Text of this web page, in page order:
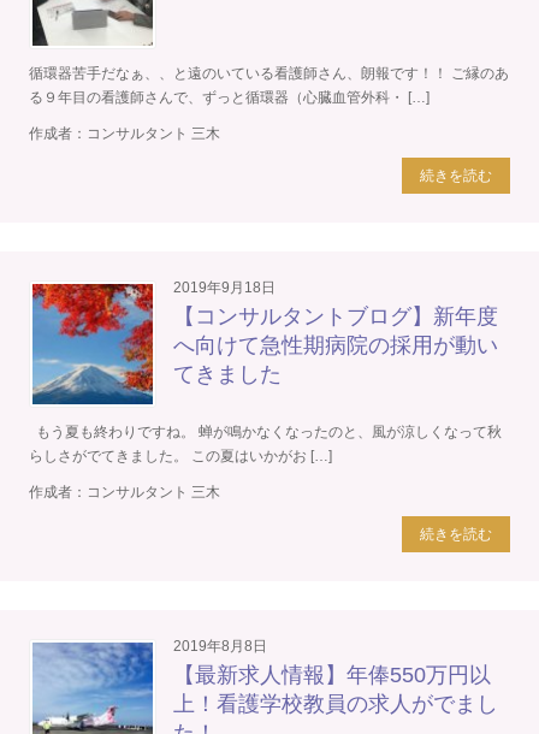
循環器苦手だなぁ、、と遠のいている看護師さん、朗報です！！ ご縁のあ
る９年目の看護師さんで、ずっと循環器（心臓血管外科・ […]
作成者： コンサルタント 三木
続きを読む
2019年9月18日
【コンサルタントブログ】新年度
へ向けて急性期病院の採用が動い
てきました
もう夏も終わりですね。 蝉が鳴かなくなったのと、風が涼しくなって秋
らしさがでてきました。 この夏はいかがお […]
作成者： コンサルタント 三木
続きを読む
2019年8月8日
【最新求人情報】年俸550万円以
上！看護学校教員の求人がでまし